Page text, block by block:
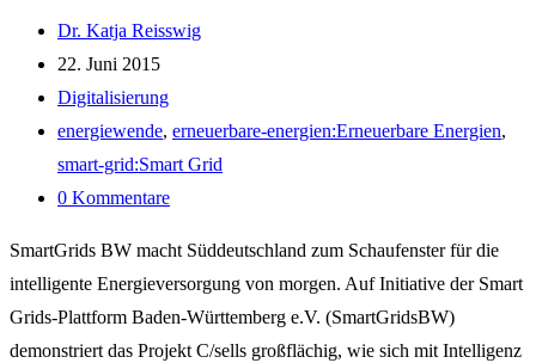
Beitrags-
Autor:
Dr. Katja Reisswig
Beitrag
veröffentlicht:
22. Juni 2015
Beitrags-
Kategorie:
Digitalisierung
Post
tag:
energiewende, erneuerbare-energien:Erneuerbare Energien,
smart-grid:Smart Grid
Beitrags-
0 Kommentare
SmartGrids BW macht Süddeutschland zum Schaufenster für die
intelligente Energieversorgung von morgen. Auf Initiative der Smart
Grids-Plattform Baden-Württemberg e.V. (SmartGridsBW)
demonstriert das Projekt C/sells großflächig, wie sich mit Intelligenz